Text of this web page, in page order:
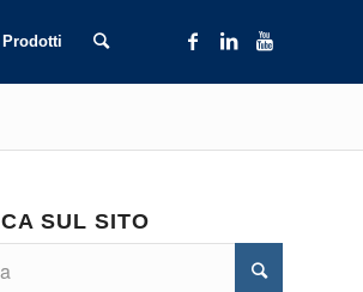
SUL SITO